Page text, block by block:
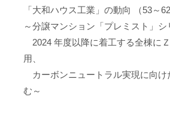
「大和ハウス工業」の動向 （53～62
～分譲マンション「プレミスト」シ
2024 年度以降に着工する全棟に
用、
カーボンニュートラル実現に向け
む～